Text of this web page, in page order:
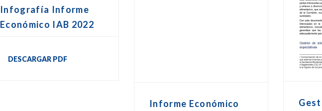
Infografía Informe
Económico IAB 2022
DESCARGAR PDF
Informe Económico